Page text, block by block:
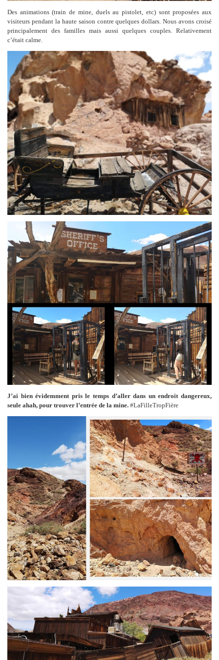
Des animations (train de mine, duels au pistolet, etc) sont proposées aux
visiteurs pendant la haute saison contre quelques dollars. Nous avons croisé
principalement des familles mais aussi quelques couples. Relativement
c’était calme.
J’ai bien évidemment pris le temps d’aller dans un endroit dangereux,
seule ahah, pour trouver l’entrée de la mine. #LaFilleTropFière